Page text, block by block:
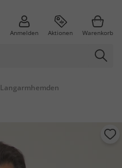
Anmelden Aktionen Warenkorb
Langarmhemden